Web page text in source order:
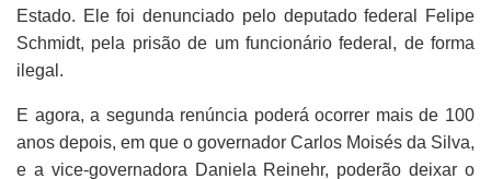
Estado. Ele foi denunciado pelo deputado federal Felipe
Schmidt, pela prisão de um funcionário federal, de forma
ilegal.
E agora, a segunda renúncia poderá ocorrer mais de 100
anos depois, em que o governador Carlos Moisés da Silva,
e a vice-governadora Daniela Reinehr, poderão deixar o